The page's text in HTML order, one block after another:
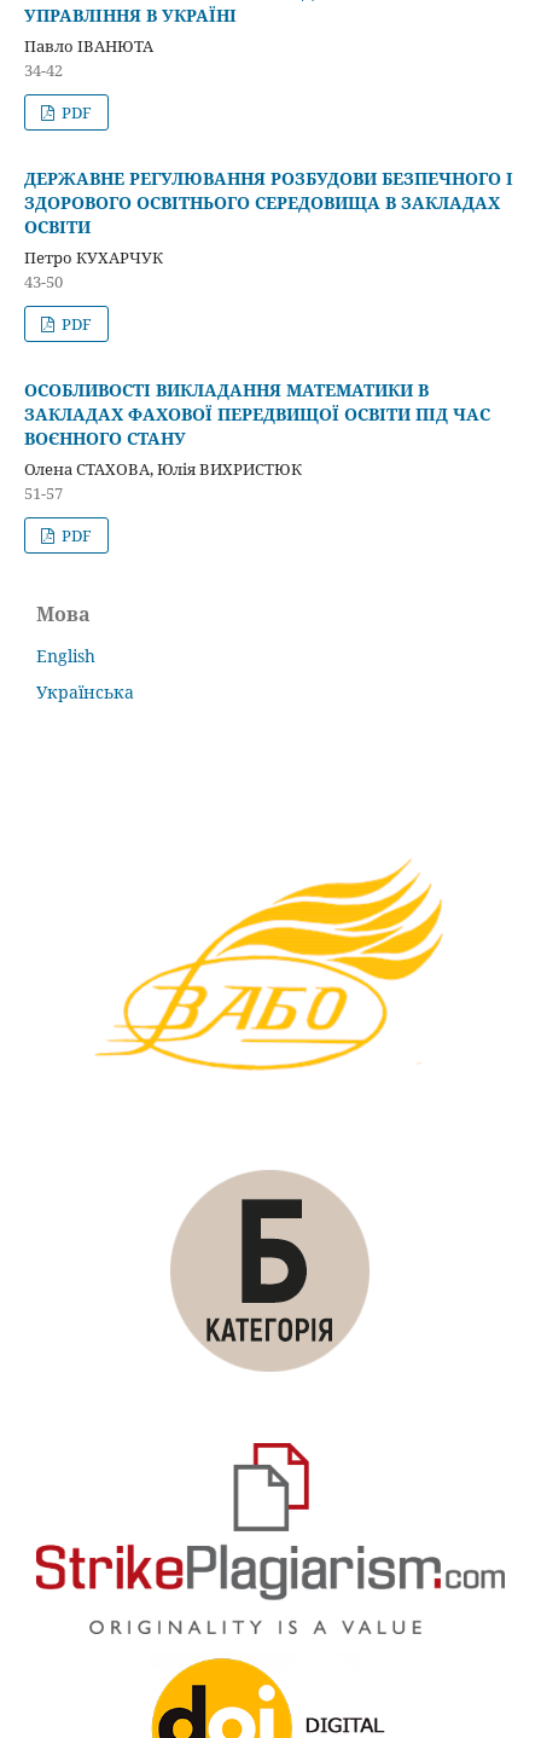
УПРАВЛІННЯ В УКРАЇНІ
Павло ІВАНЮТА
34-42
PDF
ДЕРЖАВНЕ РЕГУЛЮВАННЯ РОЗБУДОВИ БЕЗПЕЧНОГО І
ЗДОРОВОГО ОСВІТНЬОГО СЕРЕДОВИЩА В ЗАКЛАДАХ
ОСВІТИ
Петро КУХАРЧУК
43-50
PDF
ОСОБЛИВОСТІ ВИКЛАДАННЯ МАТЕМАТИКИ В
ЗАКЛАДАХ ФАХОВОЇ ПЕРЕДВИЩОЇ ОСВІТИ ПІД ЧАС
ВОЄННОГО СТАНУ
Олена СТАХОВА, Юлія ВИХРИСТЮК
51-57
PDF
Мова
English
Українська